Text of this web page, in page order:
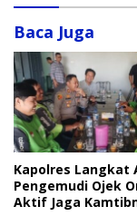
Baca Juga
Kapolres Langkat
Pengemudi Ojek
Aktif Jaga